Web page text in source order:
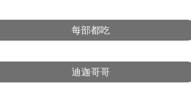
每部都吃
迪迦哥哥